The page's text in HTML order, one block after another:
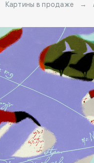
Картины в продаже →